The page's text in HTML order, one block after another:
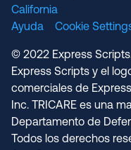
California
Ayuda
Cookie
© 2022 Express
Express Scripts y el
comerciales de
Inc. TRICARE es una
Departamento de
Todos los derechos